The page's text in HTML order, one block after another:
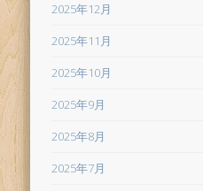
2025年12月
2025年11月
2025年10月
2025年9月
2025年8月
2025年7月